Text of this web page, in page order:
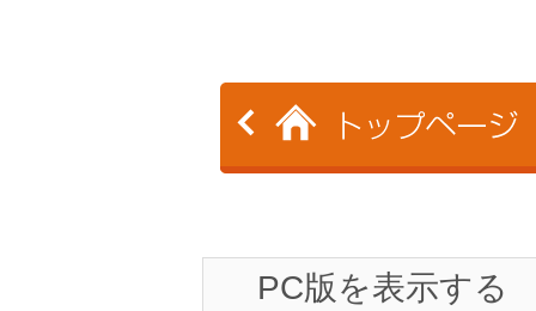
PC版を表示する